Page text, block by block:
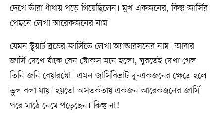
দেখে তাঁরা ধাঁধায় পড়ে গিয়েছিলেন। মুখ একজনের, কিন্তু জার্সির
পেছনে লেখা আরেকজনের নাম।
যেমন স্টুয়ার্ট ব্রডের জার্সিতে লেখা অ্যান্ডারসনের নাম। আবার
জার্সি দেখে যাঁকে বেন স্টোকস মনে হলো, ঘুরতেই দেখা গেল
তিনি জনি বেয়ারস্টো। এমন জার্সিবিভ্রাট দু-একজনের ক্ষেত্রে হলে
ভুল বলা যায়। হয়তো অসতর্কতায় একজন আরেকজনের জার্সি
পরে মাঠে নেমে পড়েছেন। কিন্তু না!